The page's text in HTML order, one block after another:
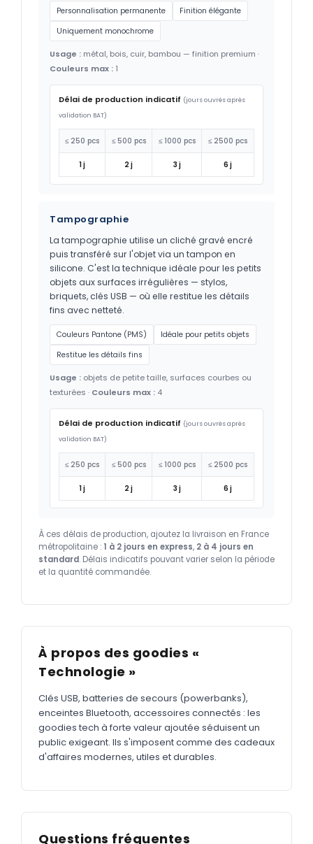
Personnalisation permanente
Finition élégante
Uniquement monochrome
Usage : métal, bois, cuir, bambou — finition premium ·
Couleurs max : 1
Délai de production indicatif (jours ouvrés après
validation BAT)
≤ 250 pcs ≤ 500 pcs ≤ 1000 pcs ≤ 2500 pcs
1 j 2 j 3 j 6 j
Tampographie
La tampographie utilise un cliché gravé encré
puis transféré sur l'objet via un tampon en
silicone. C'est la technique idéale pour les petits
objets aux surfaces irrégulières — stylos,
briquets, clés USB — où elle restitue les détails
fins avec netteté.
Couleurs Pantone (PMS)
Idéale pour petits objets
Restitue les détails fins
Usage : objets de petite taille, surfaces courbes ou
texturées · Couleurs max : 4
Délai de production indicatif (jours ouvrés après
validation BAT)
≤ 250 pcs ≤ 500 pcs ≤ 1000 pcs ≤ 2500 pcs
1 j 2 j 3 j 6 j
À ces délais de production, ajoutez la livraison en France
métropolitaine : 1 à 2 jours en express, 2 à 4 jours en
standard. Délais indicatifs pouvant varier selon la période
et la quantité commandée.
À propos des goodies «
Technologie »
Clés USB, batteries de secours (powerbanks),
enceintes Bluetooth, accessoires connectés : les
goodies tech à forte valeur ajoutée séduisent un
public exigeant. Ils s'imposent comme des cadeaux
d'affaires modernes, utiles et durables.
Questions fréquentes